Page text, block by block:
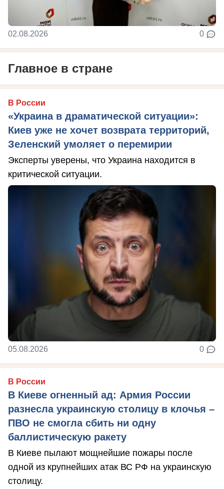
02.08.2026 0
Главное в стране
В России
«Украина в драматической ситуации»:
Киев уже не хочет возврата территорий,
Зеленский умоляет о перемирии
Эксперты уверены, что Украина находится в
критической ситуации.
05.08.2026 0
В России
В Киеве огненный ад: Армия России
разнесла украинскую столицу в клочья –
ПВО не смогла сбить ни одну
баллистическую ракету
В Киеве пылают мощнейшие пожары после
одной из крупнейших атак ВС РФ на украинскую
столицу.